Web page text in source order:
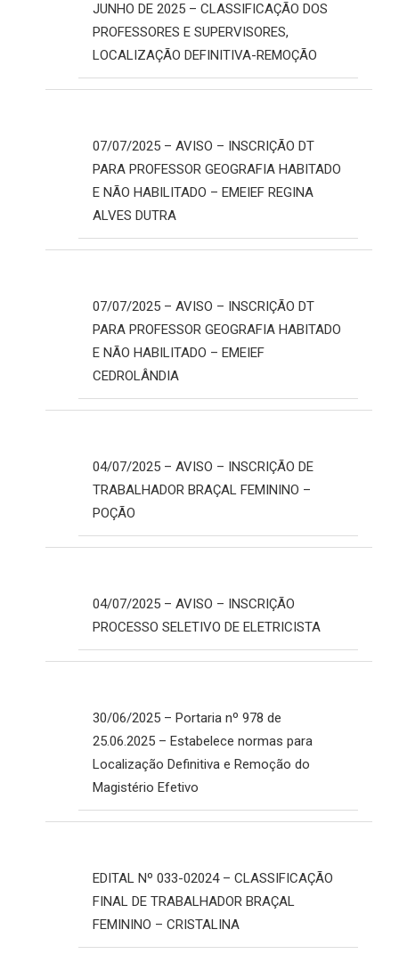
JUNHO DE 2025 – CLASSIFICAÇÃO DOS
PROFESSORES E SUPERVISORES,
LOCALIZAÇÃO DEFINITIVA-REMOÇÃO
07/07/2025 – AVISO – INSCRIÇÃO DT
PARA PROFESSOR GEOGRAFIA HABITADO
E NÃO HABILITADO – EMEIEF REGINA
ALVES DUTRA
07/07/2025 – AVISO – INSCRIÇÃO DT
PARA PROFESSOR GEOGRAFIA HABITADO
E NÃO HABILITADO – EMEIEF
CEDROLÂNDIA
04/07/2025 – AVISO – INSCRIÇÃO DE
TRABALHADOR BRAÇAL FEMININO –
POÇÃO
04/07/2025 – AVISO – INSCRIÇÃO
PROCESSO SELETIVO DE ELETRICISTA
30/06/2025 – Portaria nº 978 de
25.06.2025 – Estabelece normas para
Localização Definitiva e Remoção do
Magistério Efetivo
EDITAL Nº 033-02024 – CLASSIFICAÇÃO
FINAL DE TRABALHADOR BRAÇAL
FEMININO – CRISTALINA